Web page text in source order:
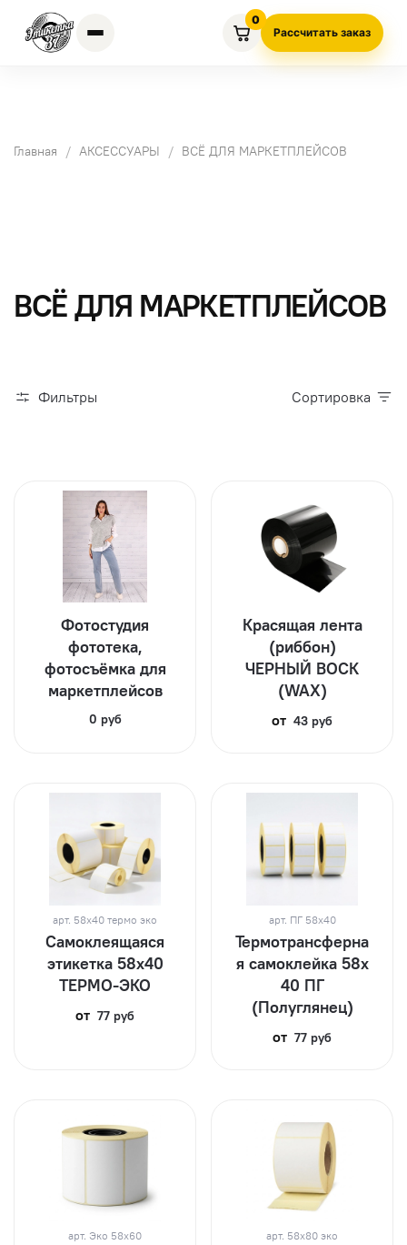
0
Рассчитать заказ
Главная АКСЕССУАРЫ ВСЁ ДЛЯ МАРКЕТПЛЕЙСОВ
ВСЁ ДЛЯ МАРКЕТПЛЕЙСОВ
Фильтры Сортировка
Фотостудия
фототека,
фотосъёмка для
маркетплейсов
0 руб
Красящая лента
(риббон)
ЧЕРНЫЙ ВОСК
(WAX)
от 43 руб
арт. 58х40 термо эко
Самоклеящаяся
этикетка 58х40
ТЕРМО-ЭКО
от 77 руб
арт. ПГ 58х40
Термотрансферна
я самоклейка 58х
40 ПГ
(Полуглянец)
от 77 руб
арт. Эко 58х60 арт. 58х80 эко